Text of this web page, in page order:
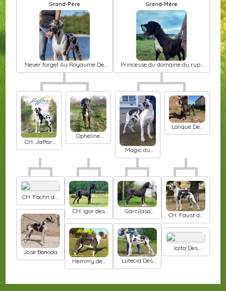
Grand-Père
Never forget Au Royaume De
Leyla
Grand-Mère
Princesse du domaine du rupt
de mad
CH. Jaffar
Des Terres
De La Rairie
Opheline
Domaine Di
Magic du
domaine du
Lalique Des
petites
CH. Fochn du
temple sacre
d heloise
Jose Bonoda
CH. Igor des
joyaux d
allythelia
Hemmy des
geants de la
convelin
Garcilaso
d'Iskandar
Lutecia Des
Apollons De
CH. Faust du
Domaine des
Cotieres
Ialta Des
petites